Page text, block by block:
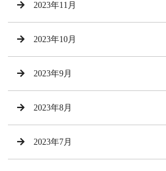
2023年11月
2023年10月
2023年9月
2023年8月
2023年7月